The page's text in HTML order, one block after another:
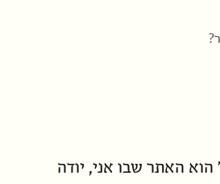
הוא האתר שבו אני, יודה